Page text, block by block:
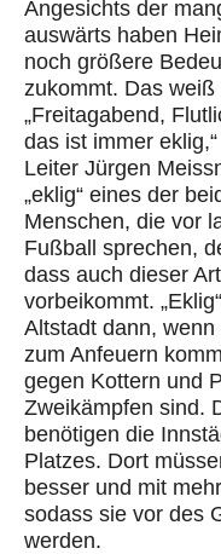
Angesichts der
auswärts haben
noch größere
zukommt. Das
„Freitagabend,
das ist immer
Leiter Jürgen
„eklig“ eines der
Menschen, die vor
Fußball sprechen,
dass auch dieser
vorbeikommt.
Altstadt dann,
zum Anfeuern
gegen Kottern und
Zweikämpfen sind.
benötigen die
Platzes. Dort
besser und mit
sodass sie vor des
werden.